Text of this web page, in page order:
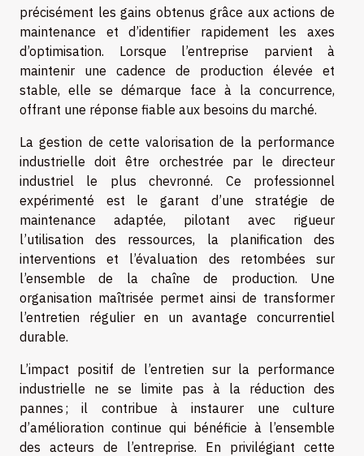
précisément les gains obtenus grâce aux actions de
maintenance et d’identifier rapidement les axes
d’optimisation. Lorsque l’entreprise parvient à
maintenir une cadence de production élevée et
stable, elle se démarque face à la concurrence,
offrant une réponse fiable aux besoins du marché.
La gestion de cette valorisation de la performance
industrielle doit être orchestrée par le directeur
industriel le plus chevronné. Ce professionnel
expérimenté est le garant d’une stratégie de
maintenance adaptée, pilotant avec rigueur
l’utilisation des ressources, la planification des
interventions et l’évaluation des retombées sur
l’ensemble de la chaîne de production. Une
organisation maîtrisée permet ainsi de transformer
l’entretien régulier en un avantage concurrentiel
durable.
L’impact positif de l’entretien sur la performance
industrielle ne se limite pas à la réduction des
pannes ; il contribue à instaurer une culture
d’amélioration continue qui bénéficie à l’ensemble
des acteurs de l’entreprise. En privilégiant cette